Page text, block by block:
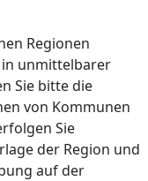
Regionen
in unmittelbarer
Sie bitte die
von Kommunen
Sie
der Region und
auf der